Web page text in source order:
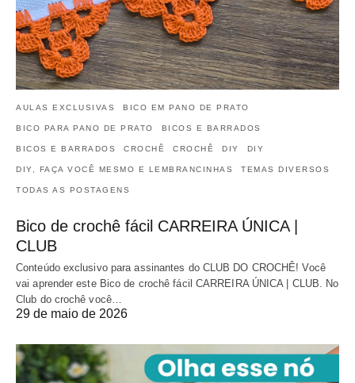
AULAS EXCLUSIVAS BICO EM PANO DE PRATO
BICO PARA PANO DE PRATO BICOS E BARRADOS
BICOS E BARRADOS CROCHÊ CROCHÊ DIY DIY
DIY, FAÇA VOCÊ MESMO E LEMBRANCINHAS TEMAS DIVERSOS
TODAS AS POSTAGENS
Bico de crochê fácil CARREIRA ÚNICA |
CLUB
Conteúdo exclusivo para assinantes do CLUB DO CROCHÊ! Você
vai aprender este Bico de crochê fácil CARREIRA ÚNICA | CLUB. No
Club do crochê você…
29 de maio de 2026